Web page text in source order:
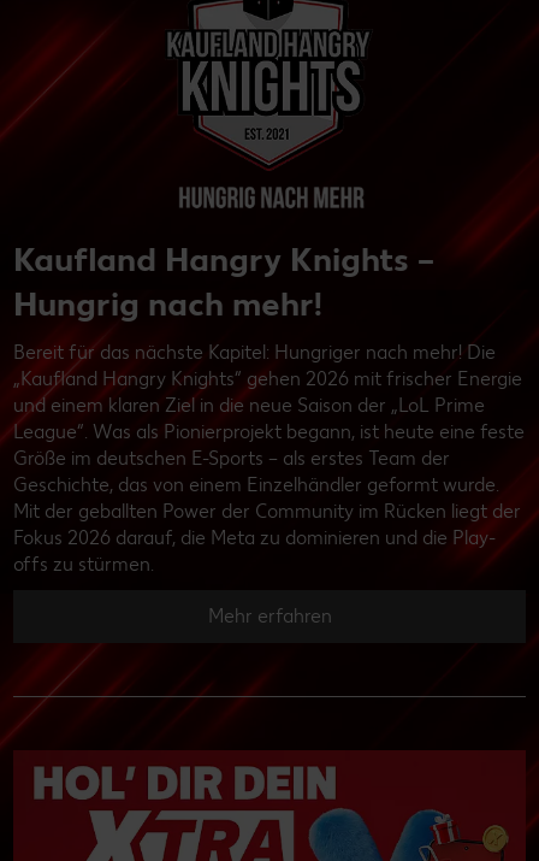
Kaufland Hangry Knights –
Hungrig nach mehr!
Bereit für das nächste Kapitel: Hungriger nach mehr! Die
„Kaufland Hangry Knights“ gehen 2026 mit frischer Energie
und einem klaren Ziel in die neue Saison der „LoL Prime
League“. Was als Pionierprojekt begann, ist heute eine feste
Größe im deutschen E-Sports – als erstes Team der
Geschichte, das von einem Einzelhändler geformt wurde.
Mit der geballten Power der Community im Rücken liegt der
Fokus 2026 darauf, die Meta zu dominieren und die Play-
offs zu stürmen.
Mehr erfahren